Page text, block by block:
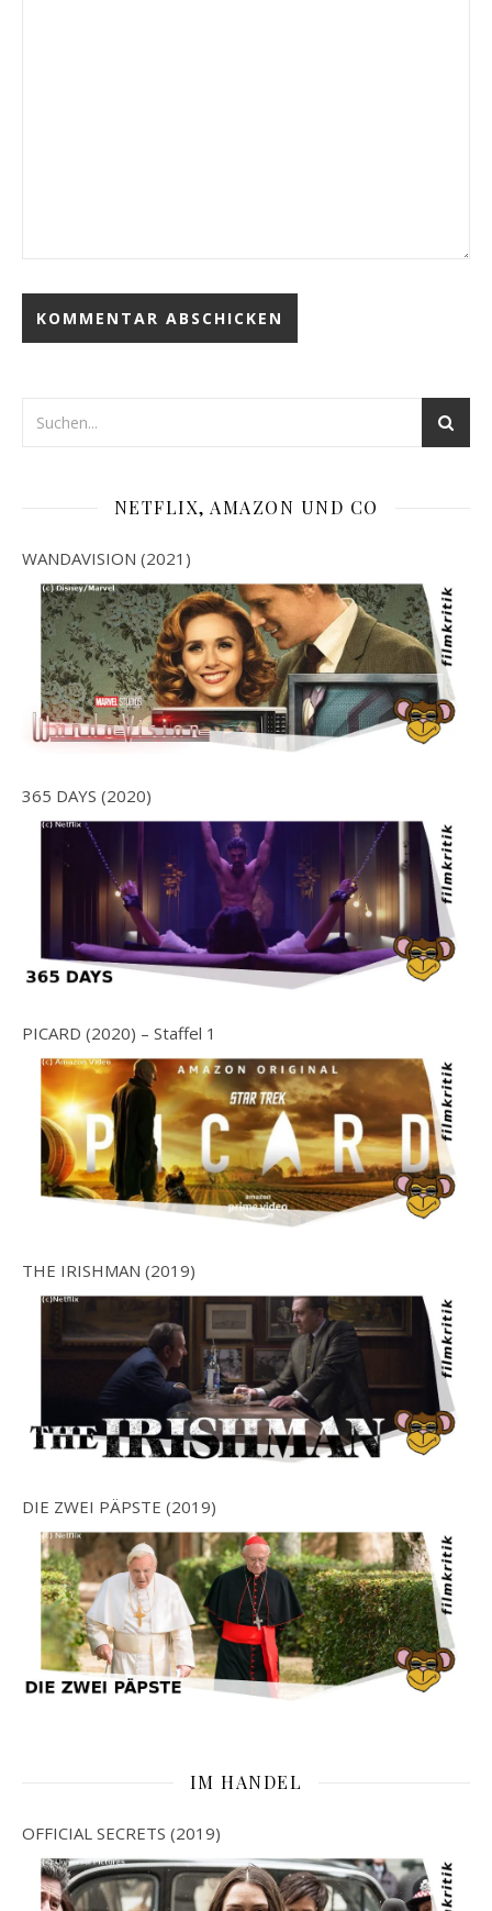
NETFLIX, AMAZON UND CO
WANDAVISION (2021)
365 DAYS (2020)
PICARD (2020) – Staffel 1
THE IRISHMAN (2019)
DIE ZWEI PÄPSTE (2019)
IM HANDEL
OFFICIAL SECRETS (2019)